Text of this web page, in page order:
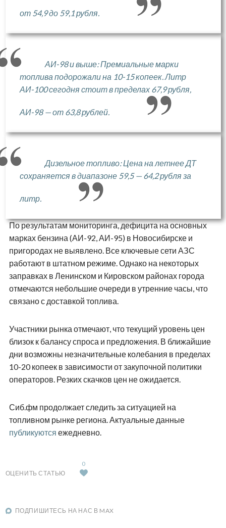
от 54,9 до 59,1 рубля.
АИ-98 и выше: Премиальные марки
топлива подорожали на 10-15 копеек. Литр
АИ-100 сегодня стоит в пределах 67,9 рубля,
АИ-98 — от 63,8 рублей.
Дизельное топливо: Цена на летнее ДТ
сохраняется в диапазоне 59,5 — 64,2 рубля за
литр.
По результатам мониторинга, дефицита на основных
марках бензина (АИ-92, АИ-95) в Новосибирске и
пригородах не выявлено. Все ключевые сети АЗС
работают в штатном режиме. Однако на некоторых
заправках в Ленинском и Кировском районах города
отмечаются небольшие очереди в утренние часы, что
связано с доставкой топлива.
Участники рынка отмечают, что текущий уровень цен
близок к балансу спроса и предложения. В ближайшие
дни возможны незначительные колебания в пределах
10-20 копеек в зависимости от закупочной политики
операторов. Резких скачков цен не ожидается.
Сиб.фм продолжает следить за ситуацией на
топливном рынке региона. Актуальные данные
публикуются ежедневно.
ОЦЕНИТЬ СТАТЬЮ
0
ПОДПИШИТЕСЬ НА НАС В MAX